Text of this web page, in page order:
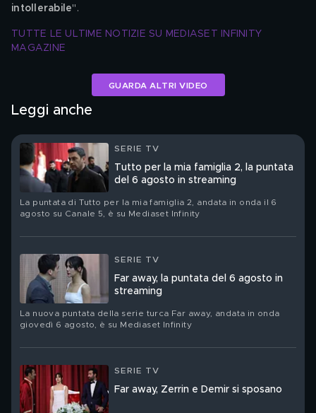
intollerabile".
TUTTE LE ULTIME NOTIZIE SU MEDIASET INFINITY
MAGAZINE
GUARDA ALTRI VIDEO
Leggi anche
SERIE TV
Tutto per la mia famiglia 2, la puntata
del 6 agosto in streaming
La puntata di Tutto per la mia famiglia 2, andata in onda il 6
agosto su Canale 5, è su Mediaset Infinity
SERIE TV
Far away, la puntata del 6 agosto in
streaming
La nuova puntata della serie turca Far away, andata in onda
giovedì 6 agosto, è su Mediaset Infinity
SERIE TV
Far away, Zerrin e Demir si sposano